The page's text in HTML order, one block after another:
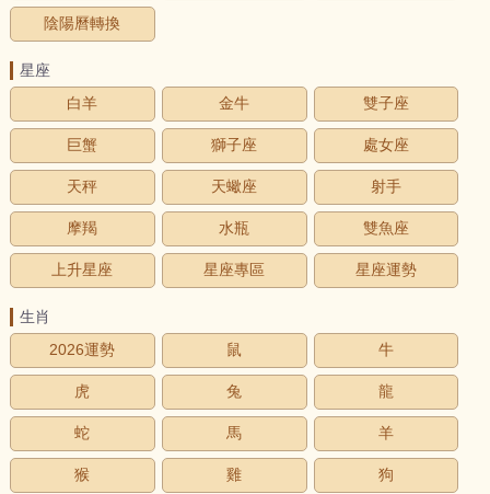
陰陽曆轉換
星座
白羊
金牛 雙子座
巨蟹 獅子座 處女座
天秤 天蠍座 射手
摩羯 水瓶 雙魚座
上升星座 星座專區 星座運勢
生肖
2026運勢
鼠 牛
虎 兔 龍
蛇 馬 羊
猴 雞 狗